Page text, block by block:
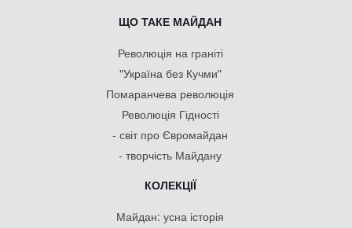
ЩО ТАКЕ МАЙДАН
Революція на граніті
"Україна без Кучми"
Помаранчева революція
Революція Гідності
- світ про Євромайдан
- творчість Майдану
КОЛЕКЦІЇ
Майдан: усна історія